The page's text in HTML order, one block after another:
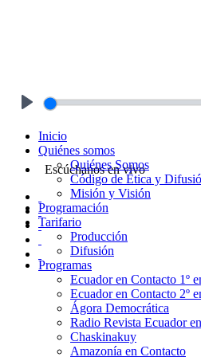
Escúchanos en vivo
Inicio
Quiénes somos
Quiénes Somos
Código de Ética y
Misión y Visión
Programación
Tarifario
Producción
Difusión
Programas
Ecuador en Contacto 1º
Ecuador en Contacto 2º
Ágora Democrática
Radio Revista Ecuador
Chaskinakuy
Amazonía en Contacto